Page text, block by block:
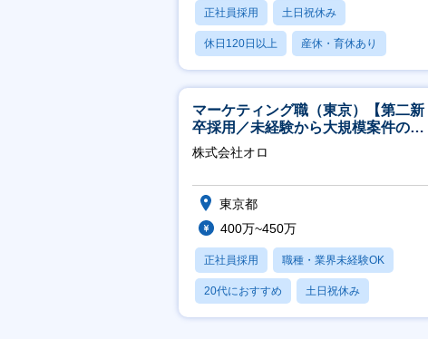
正社員採用 土日祝休み
休日120日以上 産休・育休あり
月残業20時間以内
マーケティング職（東京）【第二新
卒採用／未経験から大規模案件のマ
ーケティングが経験できる／研修充
実】
株式会社オロ
東京都
400万~450万
正社員採用 職種・業界未経験OK
20代におすすめ 土日祝休み
休日120日以上